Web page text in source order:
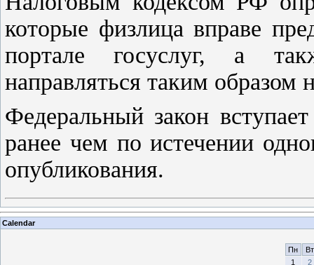
которые физлица вправе
портале госуслуг, а
направляться таким образом
Федеральный закон
ранее чем по истечении
опубликования.
Calendar
Пн
Вт
1
2